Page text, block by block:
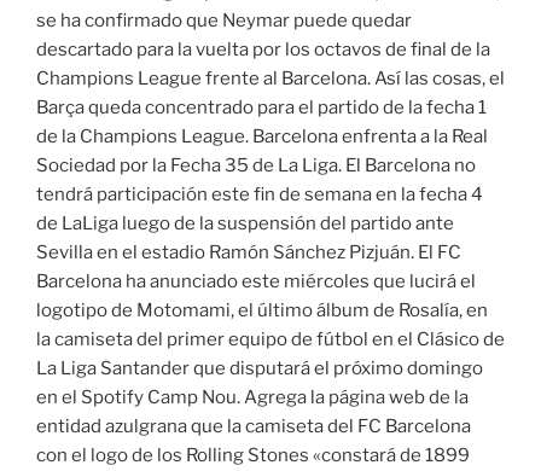
se ha confirmado que Neymar puede quedar
descartado para la vuelta por los octavos de final de la
Champions League frente al Barcelona. Así las cosas, el
Barça queda concentrado para el partido de la fecha 1
de la Champions League. Barcelona enfrenta a la Real
Sociedad por la Fecha 35 de La Liga. El Barcelona no
tendrá participación este fin de semana en la fecha 4
de LaLiga luego de la suspensión del partido ante
Sevilla en el estadio Ramón Sánchez Pizjuán. El FC
Barcelona ha anunciado este miércoles que lucirá el
logotipo de Motomami, el último álbum de Rosalía, en
la camiseta del primer equipo de fútbol en el Clásico de
La Liga Santander que disputará el próximo domingo
en el Spotify Camp Nou. Agrega la página web de la
entidad azulgrana que la camiseta del FC Barcelona
con el logo de los Rolling Stones «constará de 1899